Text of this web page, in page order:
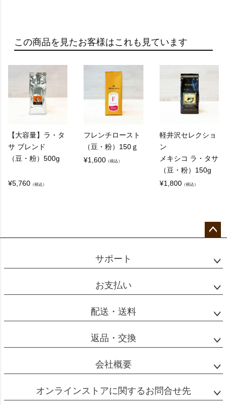
A：
レギュラーコーヒーとは、焙煎したコーヒー豆を
挽いて、お湯でフィルターなどを通し抽出するコ
ーヒーのことを指します。
通常、フィルターコーヒーやドリップコーヒーと
レギュラーコーヒーとエスプレッソの違いは何で
レギュラーコーヒーはお湯をコーヒー（粉）に通
ソは専用の器具で粉に強い圧力をかけることで短
時間で抽出する淹れ方のコーヒーです。
短時間で抽出するためうまみ成分が濃く出るう
え、焦がしカラメルのような香りと、舌にからみ
つくような独特の風味豊かな味わいになります。
一方でレギュラーコーヒーはより軽やかでバラン
スの取れた味わいのコーヒーとなります。
また、使用するコーヒーの粉の量や挽き目、抽出
量なども違います。以下、一般的な量を記載しま
すので参考にしてくさい。
この商品を見たお客様はこれも見ています
【大容量】ラ・タ
サ ブレンド
（豆・粉）500g
¥5,760 （税込）
フレンチロースト
（豆・粉）150ｇ
¥1,600 （税込）
軽井沢セレクショ
ン
メキシコ ラ・タサ
（豆・粉）150g
¥1,800（税込）
ップ
サポート
お支払い
配送・送料
返品・交換
会社概要
オンラインストアに関するお問合せ先